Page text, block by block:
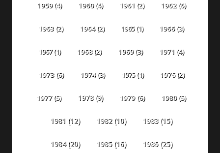
1959(4) 1960(4) 1961 (2) 1962(6)
1963 (2) 1964(2) 1965(1) 1966(3)
1967(1) 1968(2) 1969(3) 1971 (4)
1973(6) 1974(3) 1975(1) 1976(2)
1977(5) 1978(9) 1979(6) 1980(5)
1981 (12) 1982(10) 1983(15)
1984(20) 1985(16) 1986(25)